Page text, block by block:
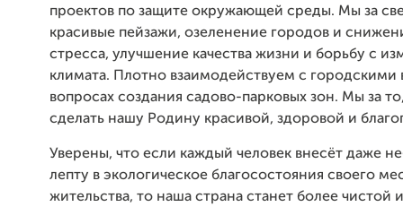
проектов по защите окружающей среды. Мы за
красивые пейзажи, озеленение городов и
стресса, улучшение качества жизни и борьбу с
климата. Плотно взаимодействуем с городскими
вопросах создания садово-парковых зон. Мы за
сделать нашу Родину красивой, здоровой и
Уверены, что если каждый человек внесёт даже
лепту в экологическое благосостояния своего
жительства, то наша страна станет более чистой